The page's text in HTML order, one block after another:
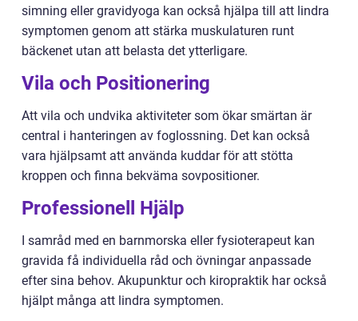
simning eller gravidyoga kan också hjälpa till att lindra
symptomen genom att stärka muskulaturen runt
bäckenet utan att belasta det ytterligare.
Vila och Positionering
Att vila och undvika aktiviteter som ökar smärtan är
central i hanteringen av foglossning. Det kan också
vara hjälpsamt att använda kuddar för att stötta
kroppen och finna bekväma sovpositioner.
Professionell Hjälp
I samråd med en barnmorska eller fysioterapeut kan
gravida få individuella råd och övningar anpassade
efter sina behov. Akupunktur och kiropraktik har också
hjälpt många att lindra symptomen.